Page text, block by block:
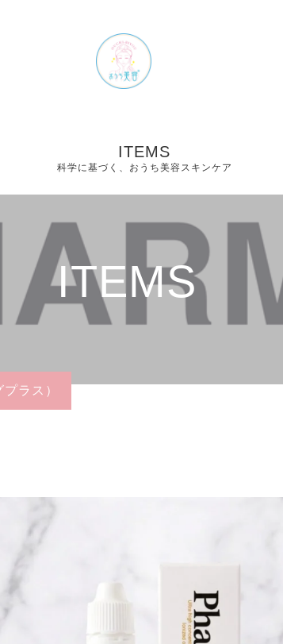
ITEMS
科学に基づく、おうち美容スキンケア
リーズ｜全6アイテム
のご紹介
− The C Bright Shot
ITEMS
ラス）